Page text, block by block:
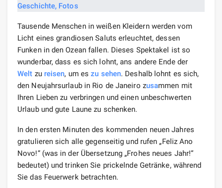
Tausende Menschen in weißen Kleidern werden vom
Licht eines grandiosen Saluts erleuchtet, dessen
Funken in den Ozean fallen. Dieses Spektakel ist so
wunderbar, dass es sich lohnt, ans andere Ende der
Welt zu reisen, um eszu sehen. Deshalb lohnt es sich,
den Neujahrsurlaub in Rio de Janeiro zusammen mit
Ihren Lieben zu verbringen und einen unbeschwerten
Urlaub und gute Laune zu schenken.
In den ersten Minuten des kommenden neuen Jahres
gratulieren sich alle gegenseitig und rufen „Feliz Ano
Novo!“ (was in der Übersetzung „Frohes neues Jahr!“
bedeutet) und trinken Sie prickelnde Getränke, während
Sie das Feuerwerk betrachten.